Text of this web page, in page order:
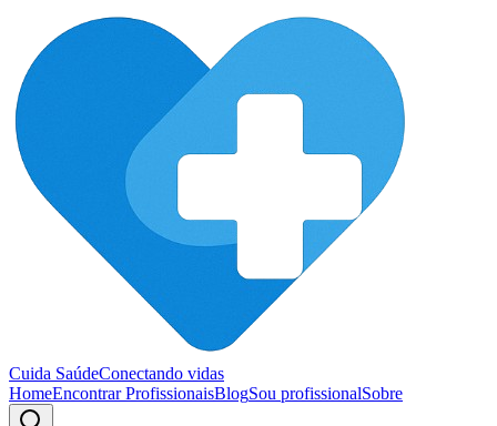
Cuida SaúdeConectando vidas
HomeEncontrar ProfissionaisBlogSou profissionalSobre